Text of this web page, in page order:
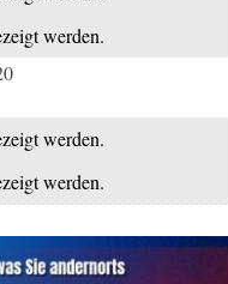
werden.
werden.
werden.